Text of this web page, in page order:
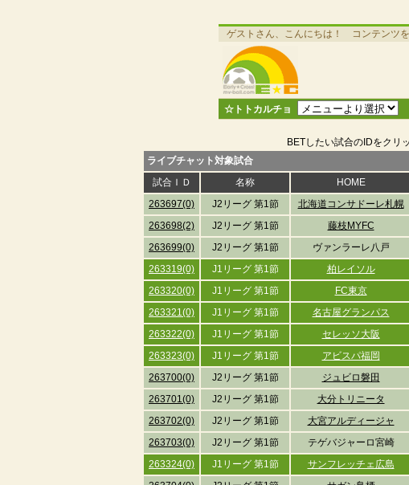
ゲストさん、こんにちは！ コンテンツ
☆トトカルチョ
BETしたい試合のIDをク
ライブチャット対象試合
試合ＩＤ
名称 HOME
263697(0)
J2リーグ 第1節 北海道コンサドーレ札幌
263698(2)
J2リーグ 第1節 藤枝MYFC
263699(0)
J2リーグ 第1節 ヴァンラーレ八戸
263319(0)
J1リーグ 第1節 柏レイソル
263320(0)
J1リーグ 第1節 FC東京
263321(0)
J1リーグ 第1節 名古屋グランパス
263322(0)
J1リーグ 第1節 セレッソ大阪
263323(0)
J1リーグ 第1節 アビスパ福岡
263700(0)
J2リーグ 第1節 ジュビロ磐田
263701(0)
J2リーグ 第1節 大分トリニータ
263702(0)
J2リーグ 第1節 大宮アルディージャ
263703(0)
J2リーグ 第1節 テゲバジャーロ宮崎
263324(0)
J1リーグ 第1節 サンフレッチェ広島